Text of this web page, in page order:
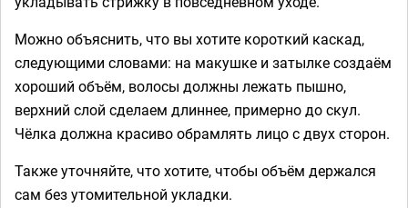
Можно объяснить, что вы хотите короткий каскад,
следующими словами: на макушке и затылке создаём
хороший объём, волосы должны лежать пышно,
верхний слой сделаем длиннее, примерно до скул.
Чёлка должна красиво обрамлять лицо с двух сторон.
Также уточняйте, что хотите, чтобы объём держался
сам без утомительной укладки.